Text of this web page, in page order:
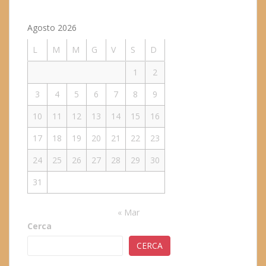
Agosto 2026
L
M M G V S
D
1
2
3
4 5 6 7 8
9
10
11 12 13 14 15
16
17
18 19 20 21 22
23
24
25 26 27 28 29
30
31
« Mar
Cerca
CERCA